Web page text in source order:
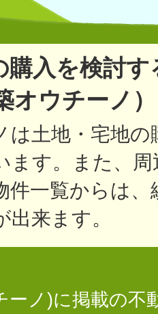
購入を検討
オウチーノ
は土地・宅地
ます。また、
件一覧からは
来ます。
ーノ)に掲載の不